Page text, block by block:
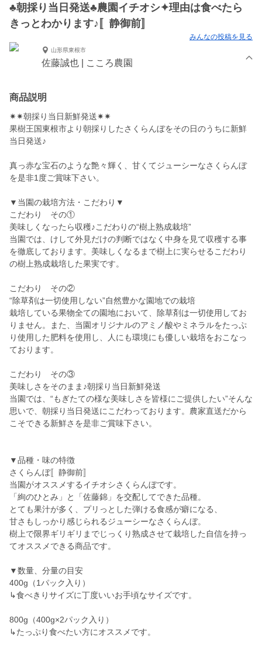
♣朝採り当日発送♣農園イチオシ✦理由は食べたら
きっとわかります♪〚静御前〛
みんなの投稿を見る
山形県東根市
佐藤誠也 | こころ農園
商品説明
✷✷朝採り当日新鮮発送✷✷
果樹王国東根市より朝採りしたさくらんぼをその日のうちに新鮮
当日発送♪
真っ赤な宝石のような艶々輝く、甘くてジューシーなさくらんぼ
を是非1度ご賞味下さい。
▼当園の栽培方法・こだわり▼
こだわり その①
美味しくなったら収穫♪こだわりの“樹上熟成栽培”
当園では、けして外見だけの判断ではなく中身を見て収穫する事
を徹底しております。美味しくなるまで樹上に実らせるこだわり
の樹上熟成栽培した果実です。
こだわり その②
“除草剤は一切使用しない”自然豊かな園地での栽培
栽培している果物全ての園地において、除草剤は一切使用してお
りません。また、当園オリジナルのアミノ酸やミネラルをたっぷ
り使用した肥料を使用し、人にも環境にも優しい栽培をおこなっ
ております。
こだわり その③
美味しさをそのまま♪朝採り当日新鮮発送
当園では、“もぎたての様な美味しさを皆様にご提供したい”そんな
思いで、朝採り当日発送にこだわっております。農家直送だから
こそできる新鮮さを是非ご賞味下さい。
▼品種・味の特徴
さくらんぼ〚静御前〛
当園がオススメするイチオシさくらんぼです。
「絢のひとみ」と「佐藤錦」を交配してできた品種。
とても果汁が多く、プリっとした弾ける食感が癖になる、
甘さもしっかり感じられるジューシーなさくらんぼ。
樹上で限界ギリギリまでじっくり熟成させて栽培した自信を持っ
てオススメできる商品です。
▼数量、分量の目安
400g（1パック入り）
↳食べきりサイズに丁度いいお手頃なサイズです。
800g（400g×2パック入り）
↳たっぷり食べたい方にオススメです。